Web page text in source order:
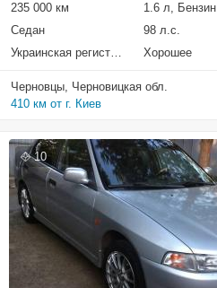
235 000 км 1.6 л, Бензин
Седан
98 л.с.
Украинская регистрация
Хорошее
Черновцы, Черновицкая обл.
410 км от г. Киев
10